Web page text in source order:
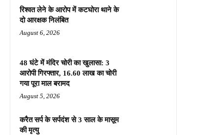
रिश्वत लेने के आरोप में कटघोरा थाने के
दो आरक्षक निलंबित
August 6, 2026
48 घंटे में मंदिर चोरी का खुलासा: 3
आरोपी गिरफ्तार, 16.60 लाख का चोरी
गया पूरा माल बरामद
August 5, 2026
करैत सर्प के सर्पदंश से 3 साल के मासूम
की मृत्यु